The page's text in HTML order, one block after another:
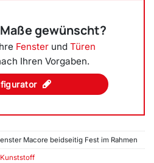
gewünscht?
Fenster undTüren
Ihren Vorgaben.
Macore beidseitig Fest im Rahmen
Kunststoff